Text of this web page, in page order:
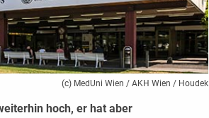
(c) MedUni Wien / AKH Wien / Houdek
hoch, er hat aber